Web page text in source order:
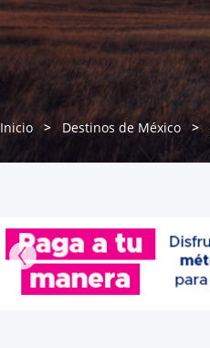
Inicio Destinos de México